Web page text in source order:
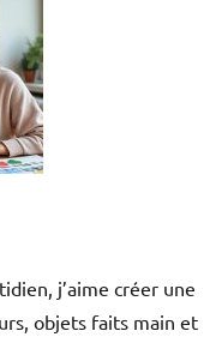
j’aime créer une
objets faits main et